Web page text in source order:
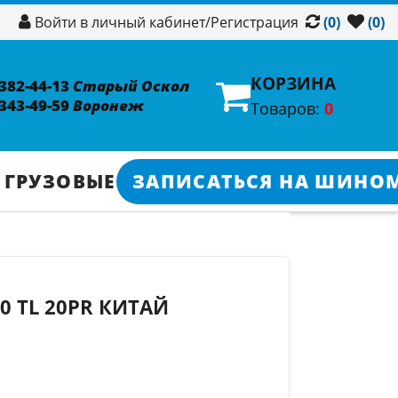
Войти в личный кабинет/Регистрация (0) (0)
44-13 Старый Оскол
49-59Воронеж
КОРЗИНА
Товаров: 0
ЗАПИСАТЬСЯ НА
TL 20PR КИТАЙ